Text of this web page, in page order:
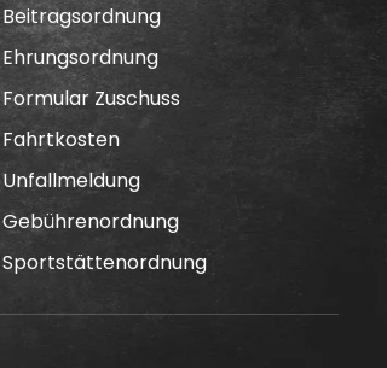
Beitragsordnung
Ehrungsordnung
Formular Zuschuss
Fahrtkosten
Unfallmeldung
Gebührenordnung
Sportstättenordnung